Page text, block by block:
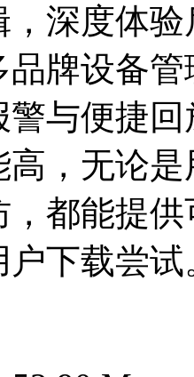
深度体
品牌设备
警与便捷
，无论
都能提
下载尝试